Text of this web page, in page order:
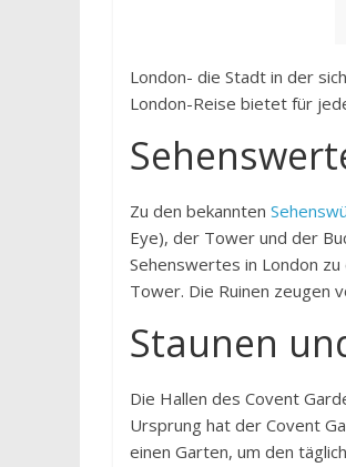
London- die Stadt in der
London-Reise bietet für
Zu den bekannten
Eye), der Tower und der
Sehenswertes in London
Tower. Die Ruinen zeugen
Staunen
Die Hallen des Covent
Ursprung hat der Covent
einen Garten, um den